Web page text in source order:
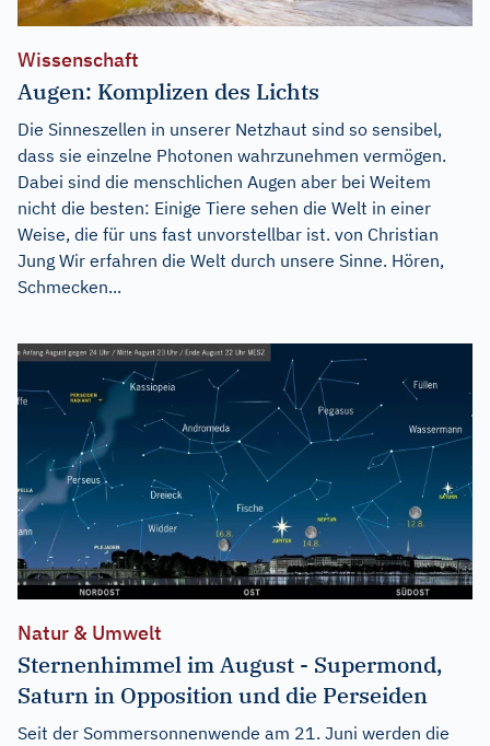
Wissenschaft
Augen: Komplizen des Lichts
Die Sinneszellen in unserer Netzhaut sind so sensibel,
dass sie einzelne Photonen wahrzunehmen vermögen.
Dabei sind die menschlichen Augen aber bei Weitem
nicht die besten: Einige Tiere sehen die Welt in einer
Weise, die für uns fast unvorstellbar ist. von Christian
Jung Wir erfahren die Welt durch unsere Sinne. Hören,
Schmecken...
Natur & Umwelt
Sternenhimmel im August - Supermond,
Saturn in Opposition und die Perseiden
Seit der Sommersonnenwende am 21. Juni werden die